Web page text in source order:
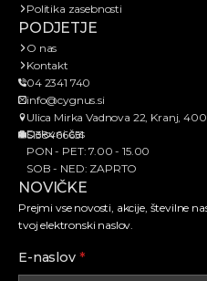
Politika zasebnosti
PODJETJE
O nas
Kontakt
04 2341 740
info@cygnus.si
Ulica Mirka Vadnova 22, Kranj,
SI38466651
Delovni čas
PON - PET: 7.00 - 15.00
SOB - NED: ZAPRTO
NOVIČKE
Prejmi vse novosti, akcije, številne
tvoj elektronski naslov.
E-naslov *